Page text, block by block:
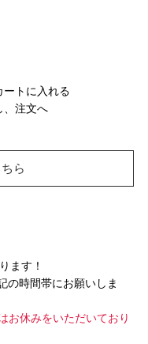
トに入れる
、注文へ
ら
ます！
の時間帯にお願いしま
お休みをいただいており